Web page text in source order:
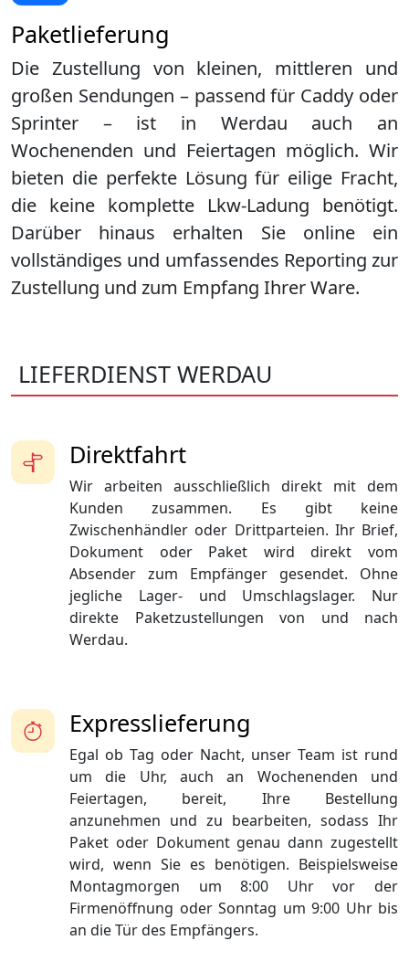
Paketlieferung
Die Zustellung von kleinen, mittleren und
großen Sendungen – passend für Caddy oder
Sprinter – ist in Werdau auch an
Wochenenden und Feiertagen möglich. Wir
bieten die perfekte Lösung für eilige Fracht,
die keine komplette Lkw-Ladung benötigt.
Darüber hinaus erhalten Sie online ein
vollständiges und umfassendes Reporting zur
Zustellung und zum Empfang Ihrer Ware.
LIEFERDIENST WERDAU
Direktfahrt
Wir arbeiten ausschließlich direkt mit dem
Kunden zusammen. Es gibt keine
Zwischenhändler oder Drittparteien. Ihr Brief,
Dokument oder Paket wird direkt vom
Absender zum Empfänger gesendet. Ohne
jegliche Lager- und Umschlagslager. Nur
direkte Paketzustellungen von und nach
Werdau.
Expresslieferung
Egal ob Tag oder Nacht, unser Team ist rund
um die Uhr, auch an Wochenenden und
Feiertagen, bereit, Ihre Bestellung
anzunehmen und zu bearbeiten, sodass Ihr
Paket oder Dokument genau dann zugestellt
wird, wenn Sie es benötigen. Beispielsweise
Montagmorgen um 8:00 Uhr vor der
Firmenöffnung oder Sonntag um 9:00 Uhr bis
an die Tür des Empfängers.